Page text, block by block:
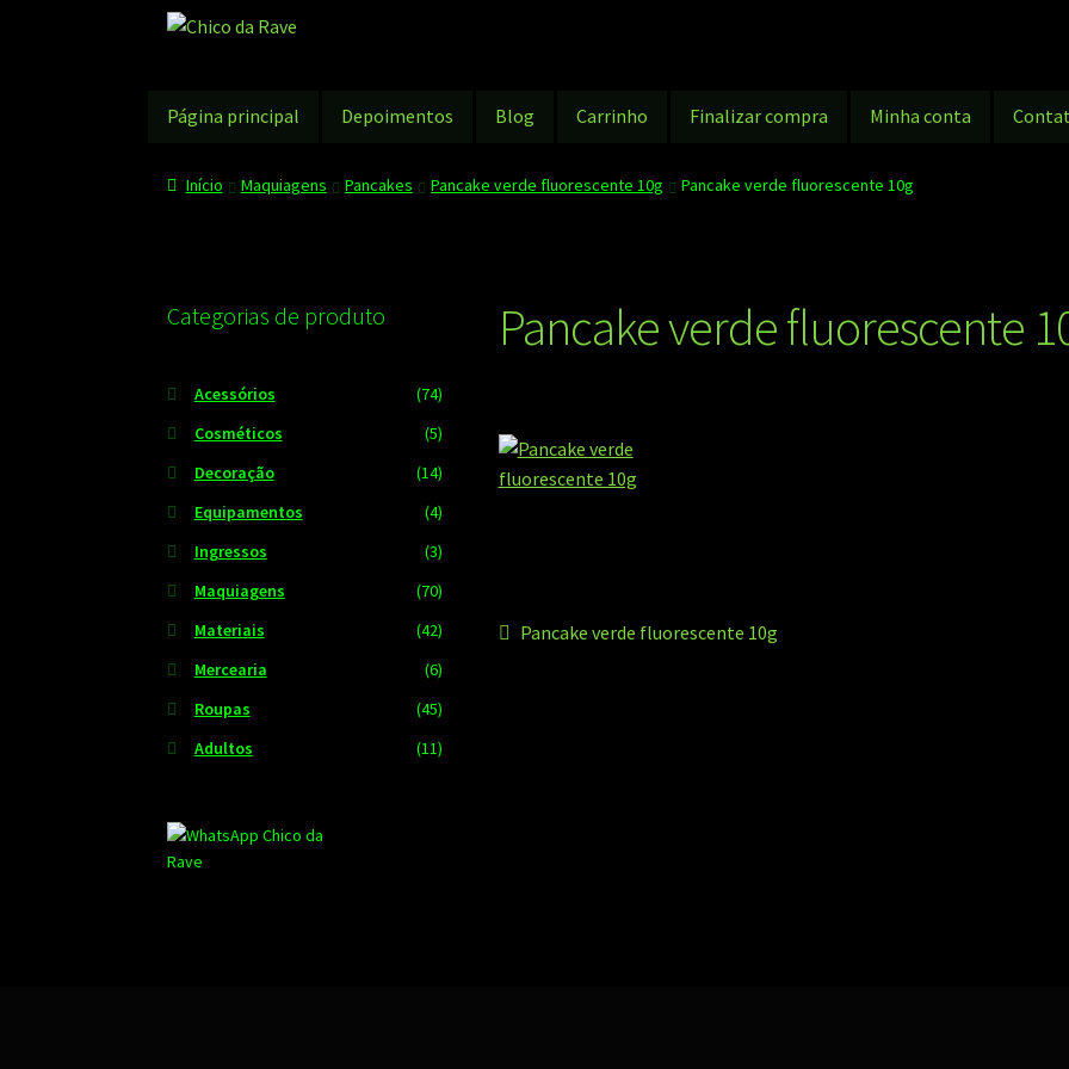
Pular
Pular
conteúdo
Página principal Depoimentos Blog Carrinho Finalizar compra Minha conta
Início Maquiagens Pancakes Pancake verde fluorescente 10g Pancake verde fluorescente 10g
Pancake verde fluorescente
Navegação
Post
Pancake verde fluorescente 10g
Categorias de produto
Acessórios
(74)
Cosméticos
(5)
Decoração
(14)
Equipamentos
(4)
Ingressos
(3)
Maquiagens
(70)
Materiais
(42)
Mercearia
(6)
Roupas
(45)
Adultos
(11)